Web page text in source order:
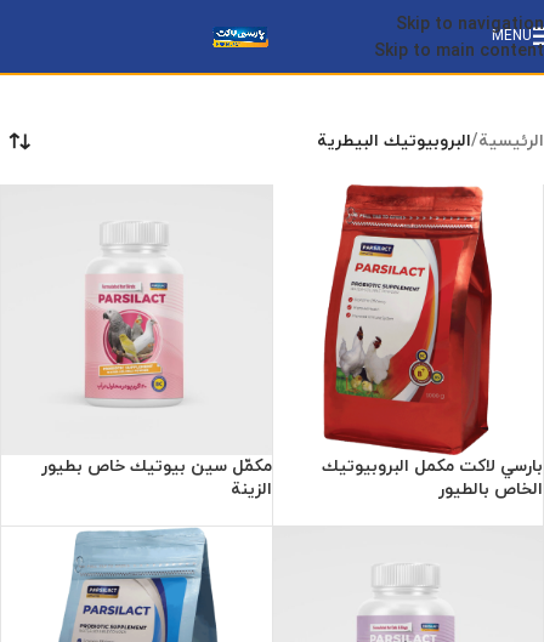
Skip to navigation
Skip to main content
MENU
الرئيسية/البروبيوتيك البيطرية
بارسي لاكت مكمل البروبيوتيك
الخاص بالطيور
مكمّل سين بيوتيك خاص بطيور
الزينة